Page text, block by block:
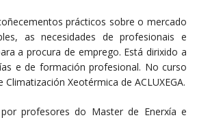
prácticos sobre o mercado
as necesidades de profesionais e
a procura de emprego. Está dirixido a
e de formación profesional. No curso
Xeotérmica de ACLUXEGA.
profesores do Master de Enerxía e